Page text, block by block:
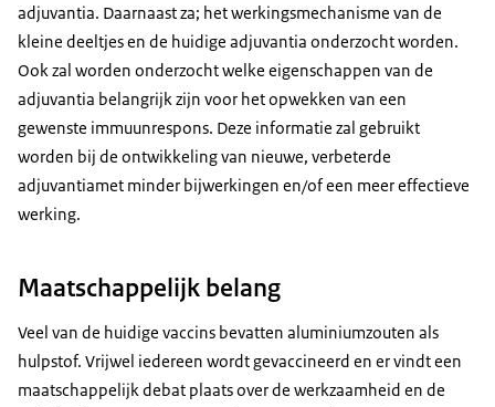
adjuvantia. Daarnaast za; het werkingsmechanisme van de
kleine deeltjes en de huidige adjuvantia onderzocht worden.
Ook zal worden onderzocht welke eigenschappen van de
adjuvantia belangrijk zijn voor het opwekken van een
gewenste immuunrespons. Deze informatie zal gebruikt
worden bij de ontwikkeling van nieuwe, verbeterde
adjuvantiamet minder bijwerkingen en/of een meer effectieve
werking.
Maatschappelijk belang
Veel van de huidige vaccins bevatten aluminiumzouten als
hulpstof. Vrijwel iedereen wordt gevaccineerd en er vindt een
maatschappelijk debat plaats over de werkzaamheid en de